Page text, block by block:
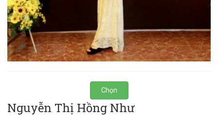
Chọn
Nguyễn Thị Hồng Như